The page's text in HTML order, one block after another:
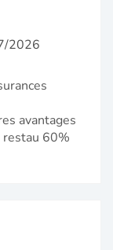
2026
avantages
60%